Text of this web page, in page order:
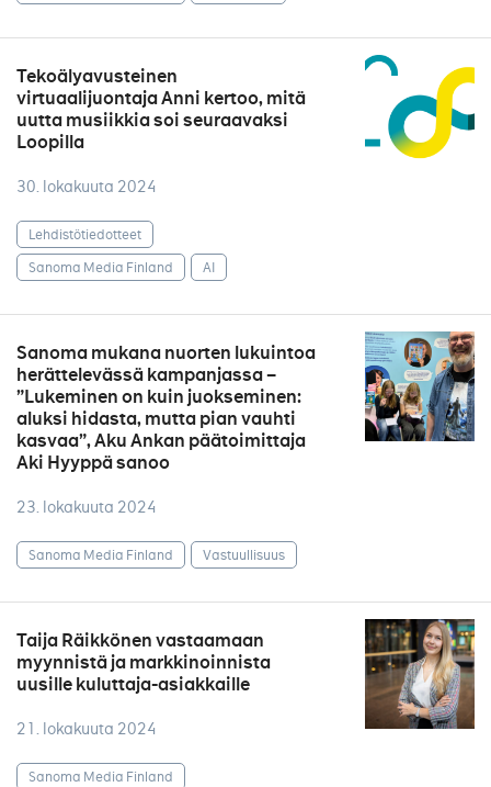
Tekoälyavusteinen
virtuaalijuontaja Anni kertoo, mitä
uutta musiikkia soi seuraavaksi
Loopilla
30. lokakuuta 2024
Lehdistötiedotteet
Sanoma Media Finland
AI
Sanoma mukana nuorten lukuintoa
herättelevässä kampanjassa –
”Lukeminen on kuin juokseminen:
aluksi hidasta, mutta pian vauhti
kasvaa”, Aku Ankan päätoimittaja
Aki Hyyppä sanoo
23. lokakuuta 2024
Sanoma Media Finland Vastuullisuus
Taija Räikkönen vastaamaan
myynnistä ja markkinoinnista
uusille kuluttaja-asiakkaille
21. lokakuuta 2024
Sanoma Media Finland